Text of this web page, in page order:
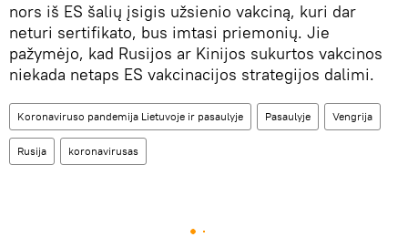
nors iš ES šalių įsigis užsienio vakciną, kuri dar
neturi sertifikato, bus imtasi priemonių. Jie
pažymėjo, kad Rusijos ar Kinijos sukurtos vakcinos
niekada netaps ES vakcinacijos strategijos dalimi.
Koronaviruso pandemija Lietuvoje ir pasaulyje Pasaulyje Vengrija
Rusija koronavirusas